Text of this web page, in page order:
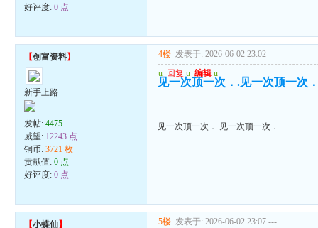
好评度:0 点
【创富资料】
新手上路
发帖:4475
威望: 12243 点
铜币:3721 枚
贡献值:0 点
好评度:0 点
4楼 发表于: 2026-06-02 23:02 ---
u 回复 u 编辑 u
见一次顶一次．.见一次顶一次
见一次顶一次．.见一次顶一次．.
【小蝶仙】 5楼 发表于: 2026-06-02 23:07 ---